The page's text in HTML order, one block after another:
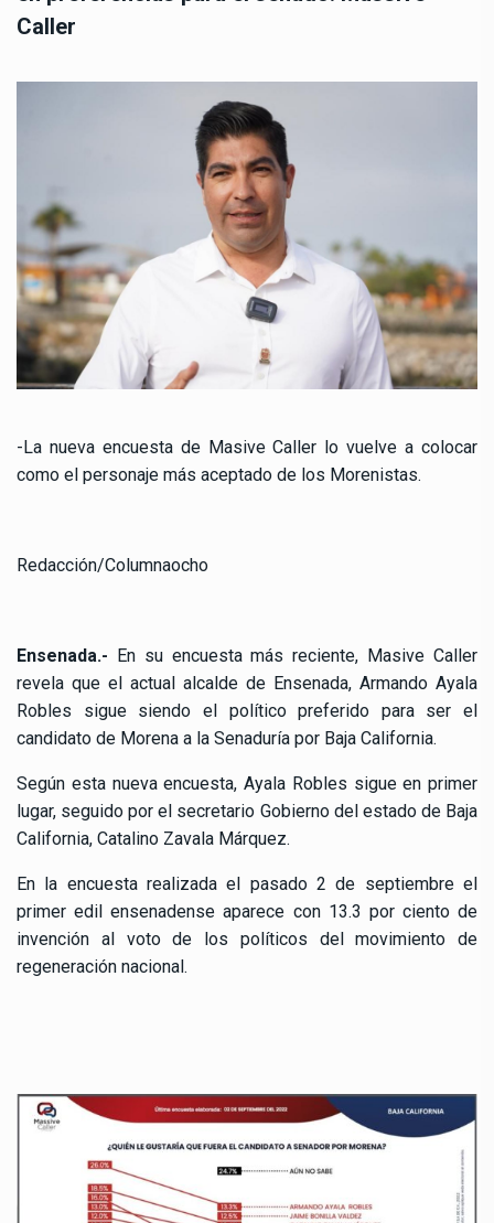
Caller
-La nueva encuesta de Masive Caller lo vuelve a colocar
como el personaje más aceptado de los Morenistas.
Redacción/Columnaocho
Ensenada.- En su encuesta más reciente, Masive Caller
revela que el actual alcalde de Ensenada, Armando Ayala
Robles sigue siendo el político preferido para ser el
candidato de Morena a la Senaduría por Baja California.
Según esta nueva encuesta, Ayala Robles sigue en primer
lugar, seguido por el secretario Gobierno del estado de Baja
California, Catalino Zavala Márquez.
En la encuesta realizada el pasado 2 de septiembre el
primer edil ensenadense aparece con 13.3 por ciento de
invención al voto de los políticos del movimiento de
regeneración nacional.